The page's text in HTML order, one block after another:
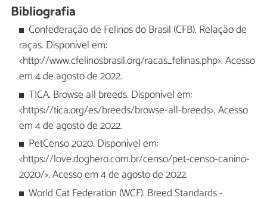
Bibliografia
Confederação de Felinos do Brasil (CFB). Relação de
raças. Disponível em:
<http://www.cfelinosbrasil.org/racas_felinas.php>. Acesso
em 4 de agosto de 2022.
TICA. Browse all breeds. Disponível em:
<https://tica.org/es/breeds/browse-all-breeds>. Acesso
em 4 de agosto de 2022.
PetCenso 2020. Disponível em:
<https://love.doghero.com.br/censo/pet-censo-canino-
2020/>. Acesso em 4 de agosto de 2022.
World Cat Federation (WCF). Breed Standards -